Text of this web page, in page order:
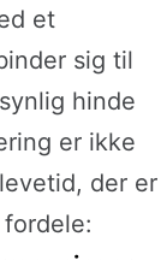
et
sig til
hinde
er ikke
der er